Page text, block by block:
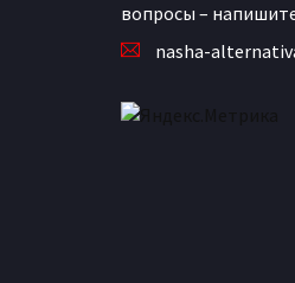
вопросы –
nasha-